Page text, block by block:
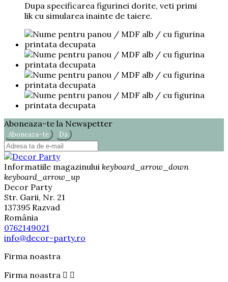
Dupa specificarea figurinei dorite, veti primi
lik cu simularea inainte de taiere.
Aboneaza-te la Newspetter
Informatiile magazinului keyboard_arrow_down
keyboard_arrow_up
Decor Party
Str. Garii, Nr. 21
137395 Razvad
România
0762149021
info@decor-party.ro
Firma noastra
Firma noastra  